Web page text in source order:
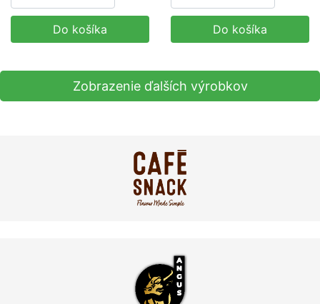
Do košíka Do košíka
Zobrazenie ďalších výrobkov